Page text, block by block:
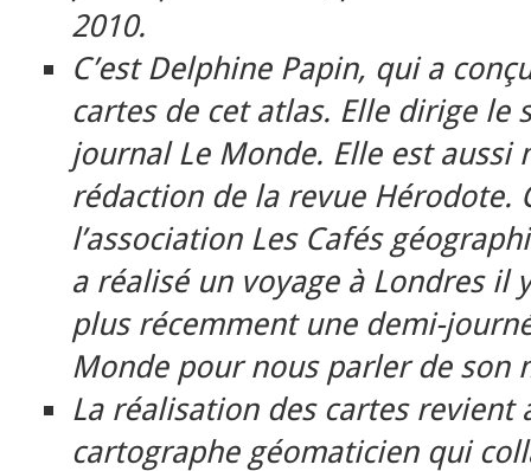
2010.
C’est Delphine Papin, qui a
cartes de cet atlas. Elle dirige le
journal Le Monde. Elle est aussi
rédaction de la revue Hérodote.
l’association Les Cafés
a réalisé un voyage à Londres il
plus récemment une demi-
Monde pour nous parler de son
La réalisation des cartes revient
cartographe géomaticien qui